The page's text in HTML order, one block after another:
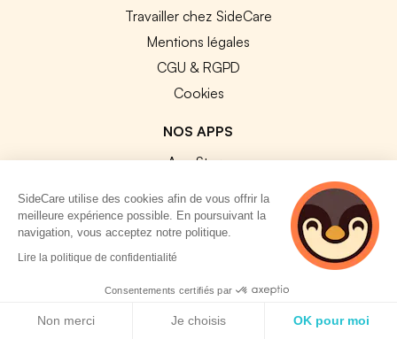
Travailler chez SideCare
Mentions légales
CGU & RGPD
Cookies
NOS APPS
App Store
© 2026 SideCare. Tous droits réservés.
SideCare utilise des cookies afin de vous offrir la
meilleure expérience possible. En poursuivant la
navigation, vous acceptez notre politique.
Lire la politique de confidentialité
Consentements certifiés par
Non merci Je choisis OK pour moi
3 personnes
consultent
actuellement cette